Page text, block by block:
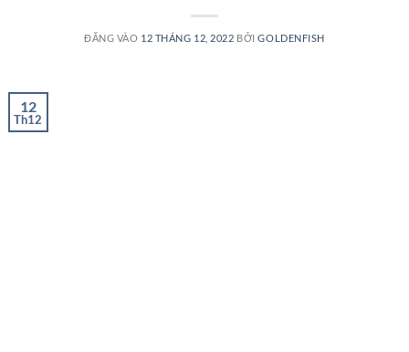
ĐĂNG VÀO 12 THÁNG 12, 2022 BỞIGOLDENFISH
12
Th12